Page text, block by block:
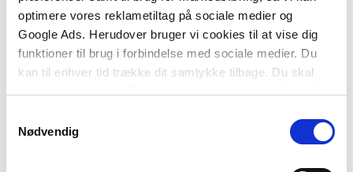
optimere vores reklametiltag på sociale medier og
Google Ads. Herudover bruger vi cookies til at vise dig
funktioner til brug i forbindelse med sociale medier. Du
kan til enhver tid trække dit samtykke tilbage. Du skal
tilbagetrækker et samtykke.
Nødvendig
erhvervsrettet uddannelse, efteruddannelse og
universitetsundervisning.